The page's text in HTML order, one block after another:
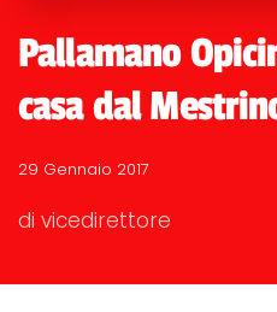
Pallamano
casa dal
29 Gennaio 2017
di vicedirettore